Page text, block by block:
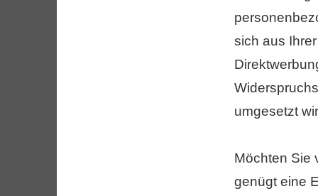
sich aus
umgesetzt
Möchten Sie
genügt eine